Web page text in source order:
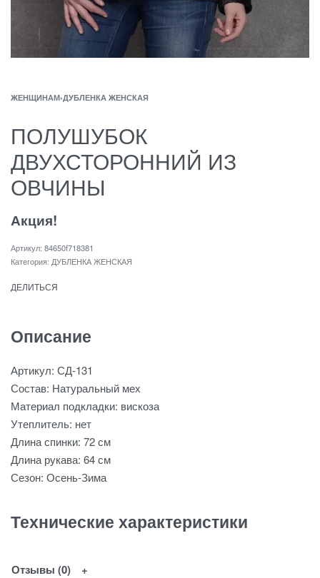
ЖЕНЩИНАМ›ДУБЛЕНКА ЖЕНСКАЯ
ПОЛУШУБОК
ДВУХСТОРОННИЙ ИЗ
ОВЧИНЫ
Акция!
84650f718381
Категория: ДУБЛЕНКА ЖЕНСКАЯ
ДЕЛИТЬСЯ
Описание
Артикул: СД-131
Состав: Натуральный мех
Материал подкладки: вискоза
Утеплитель: нет
Длина спинки: 72 см
Длина рукава: 64 см
Сезон: Осень-Зима
Технические характеристики
Отзывы (0)